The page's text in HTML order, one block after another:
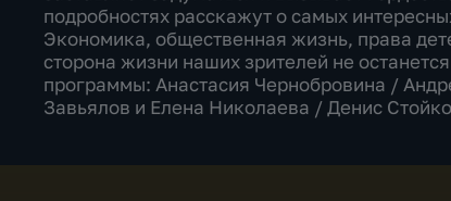
подробностях расскажут о самых
Экономика, общественная жизнь, права
сторона жизни наших зрителей не
программы: Анастасия Чернобровина /
Завьялов и Елена Николаева / Денис